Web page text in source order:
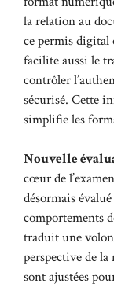
la relation au
ce permis digital
facilite aussi le
contrôler
sécurisé. Cette
simplifie les
Nouvelle
cœur de
désormais
comportements
traduit une
perspective de
sont ajustées